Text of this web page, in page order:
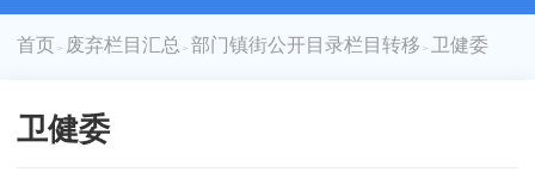
首页 > 废弃栏目汇总 > 部门镇街公开目录栏目转移 > 卫健委
卫健委